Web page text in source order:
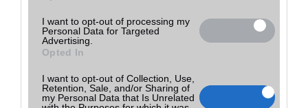
I want to opt-out of processing my
Personal Data for Targeted
Advertising.
Opted In
I want to opt-out of Collection, Use,
Retention, Sale, and/or Sharing of
my Personal Data that Is Unrelated
Olyan olcsó a Redmi Note 8T, hogy csak kettőt vehetsz
2020.01.07
| (x)
Akciós a kínai gyártó egyik nagy sikerű modellje, eszméletlen jó áron
szerezhető be a Redmi Note 8T.